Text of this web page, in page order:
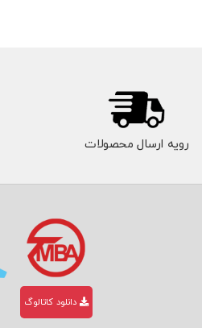
رویه ارسال محصولات
دانلود کاتالوگ